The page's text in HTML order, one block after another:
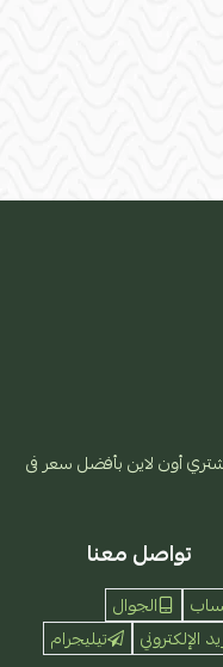
أون لاين بأفضل سعر فى
تواصل معنا
الجوال
الإلكتروني
تيليجرام